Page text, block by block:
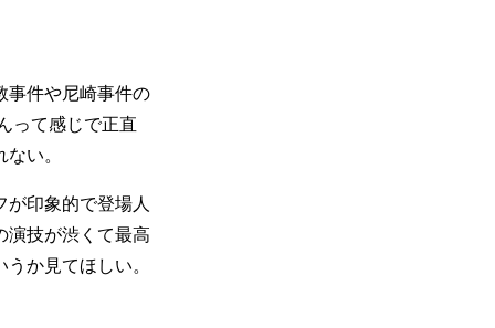
事件や尼崎事件の
って感じで正直
い。
印象的で登場人
演技が渋くて最高
か見てほしい。